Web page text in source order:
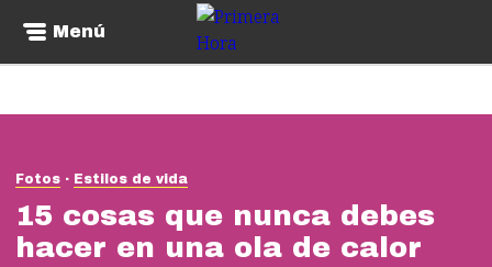
Menú
Fotos Estilos de vida
15 cosas que nunca debes
hacer en una ola de calor